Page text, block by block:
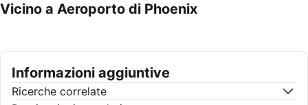
Vicino a Aeroporto di Phoenix
Informazioni aggiuntive
Ricerche correlate